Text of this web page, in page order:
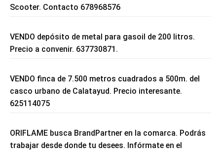
Scooter. Contacto 678968576
VENDO depósito de metal para gasoil de 200 litros.
Precio a convenir. 637730871.
VENDO finca de 7.500 metros cuadrados a 500m. del
casco urbano de Calatayud. Precio interesante.
625114075
ORIFLAME busca BrandPartner en la comarca. Podrás
trabajar desde donde tu desees. Infórmate en el